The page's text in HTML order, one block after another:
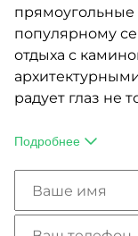
популярному
отдыха с
радует глаз не
плитками из
добываемый в
уникальный
Подробнее